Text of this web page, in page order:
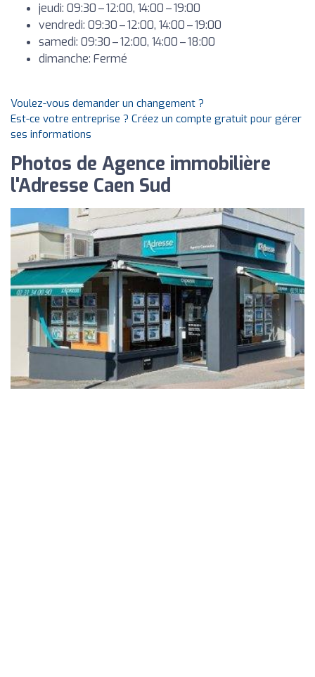
jeudi: 09:30 – 12:00, 14:00 – 19:00
vendredi: 09:30 – 12:00, 14:00 – 19:00
samedi: 09:30 – 12:00, 14:00 – 18:00
dimanche: Fermé
Voulez-vous demander un changement ?
Est-ce votre entreprise ? Créez un compte gratuit pour gérer
ses informations
Photos de Agence immobilière
l'Adresse Caen Sud